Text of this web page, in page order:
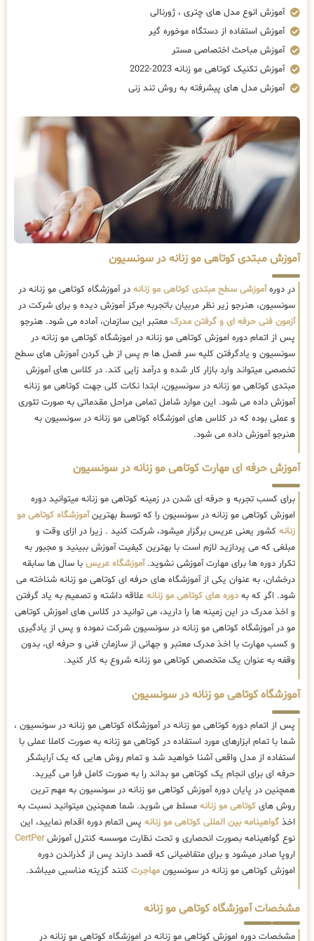
آموزش انوع مدل های چتری ، ژورنالی
آموزش استفاده از دستگاه موخوره گیر
آموزش مباحث اختصاصی مستر
آموزش تکنیک کوتاهی مو زنانه 2023-2022
آموزش مدل های پیشرفته به روش تند زنی
آموزش مبتدی کوتاهی مو زنانه در سونسیون
در دورهآموزشی سطح مبتدی کوتاهی مو زنانه در آموزشگاه کوتاهی مو زنانه در
سونسیون، هنرجو زیر نظر مربیان باتجربه مرکز آموزش دیده و برای شرکت در
آزمون فنی حرفه ای و گرفتن مدرک معتبر این سازمان، آماده می شود. هنرجو
پس از اتمام دوره اموزش کوتاهی مو زنانه در اموزشگاه کوتاهی مو زنانه در
سونسیون و یادگرفتن کلیه سر فصل ها م پس از طی کردن آموزش های سطح
تخصصی میتواند وارد بازار کار شده و درآمد زایی کند. در کلاس های آموزش
مبتدی کوتاهی مو زنانه در سونسیون، ابتدا نکات کلی جهت کوتاهی مو زنانه
آموزش داده می شود. این موارد شامل تمامی مراحل مقدماتی به صورت تئوری
و عملی بوده که در کلاس های اموزشگاه کوتاهی مو زنانه در سونسیون به
هنرجو آموزش داده می شود.
آموزش حرفه ای مهارت کوتاهی مو زنانه در سونسیون
برای کسب تجربه و حرفه ای شدن در زمینه کوتاهی مو زنانه میتوانید دوره
اموزش کوتاهی مو زنانه در سونسیون را که توسط بهترینآموزشگاه کوتاهی مو
زنانه کشور یعنی عریس برگزار میشود، شرکت کنید . زیرا در ازای وقت و
مبلغی که می پردازید لازم است با بهترین کیفیت آموزش ببینید و مجبور به
تکرار دوره ها برای مهارت آموزشی نشوید.آموزشگاه عریس با سال ها سابقه
درخشان، به عنوان یکی از آموزشگاه های حرفه ای کوتاهی مو زنانه شناخته می
شود. اگر که بهدوره های کوتاهی مو زنانه علاقه داشته و تصمیم به یاد گرفتن
و اخذ مدرک در این زمینه ها را دارید، می توانید در کلاس های اموزش کوتاهی
مو در آموزشگاه کوتاهی مو زنانه در سونسیون شرکت نموده و پس از یادگیری
و کسب مهارت با اخذ مدرک معتبر و جهانی از سازمان فنی و حرفه ای، بدون
وقفه به عنوان یک متخصص کوتاهی مو زنانه شروع به کار کنید.
آموزشگاه کوتاهی مو زنانه در سونسیون
پس از اتمام دوره کوتاهی مو زنانه در آموزشگاه کوتاهی مو زنانه در سونسیون ،
شما با تمام ابزارهای مورد استفاده در کوتاهی مو زنانه به صورت کاملا عملی با
استفاده از مدل واقعی آشنا خواهید شد و تمام روش هایی که یک آرایشگر
حرفه ای برای انجام یک کوتاهی مو بداند را به صورت کامل فرا می گیرید.
همچنین در پایان دوره آموزش کوتاهی مو زنانه در سونسیون به مهم ترین
روش های کوتاهی مو زنانه مسلط می شوید. شما همچنین میتوانید نسبت به
اخذ گواهینامه بین المللی کوتاهی مو زنانه پس اتمام دوره اقدام نمایید، این
نوع گواهینامه بصورت انحصاری و تحت نظارت موسسه کنترل آموزشCertPer
اروپا صادر میشود و برای متقاضیانی که قصد دارند پس از گذراندن دوره
اموزش کوتاهی مو زنانه در سونسیون مهاجرت کنند گزینه مناسبی میباشد.
مشخصات آموزشگاه کوتاهی مو زنانه
مشخصات دوره اموزش کوتاهی مو زنانه در اموزشگاه کوتاهی مو زنانه در